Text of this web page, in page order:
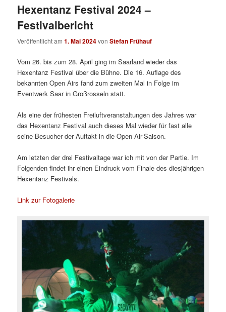
Hexentanz Festival 2024 –
Festivalbericht
Veröffentlicht am1. Mai 2024vonStefan Frühauf
Vom 26. bis zum 28. April ging im Saarland wieder das
Hexentanz Festival über die Bühne. Die 16. Auflage des
bekannten Open Airs fand zum zweiten Mal in Folge im
Eventwerk Saar in Großrosseln statt.
Als eine der frühesten Freiluftveranstaltungen des Jahres war
das Hexentanz Festival auch dieses Mal wieder für fast alle
seine Besucher der Auftakt in die Open-Air-Saison.
Am letzten der drei Festivaltage war ich mit von der Partie. Im
Folgenden findet ihr einen Eindruck vom Finale des diesjährigen
Hexentanz Festivals.
Link zur Fotogalerie